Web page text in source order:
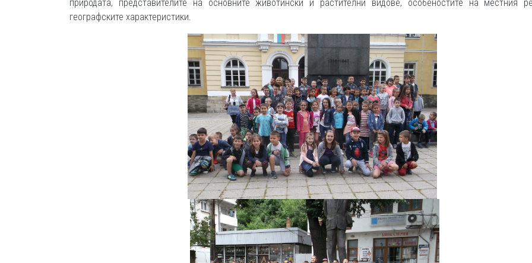
природата, представителите на основните животински и растителни видове, особеностите на местния
географските характеристики.